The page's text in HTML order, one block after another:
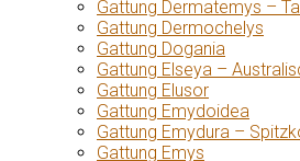
Gattung Dermatemys –
Gattung Dermochelys
Gattung Dogania
Gattung Elseya –
Gattung Elusor
Gattung Emydoidea
Gattung Emydura –
Gattung Emys